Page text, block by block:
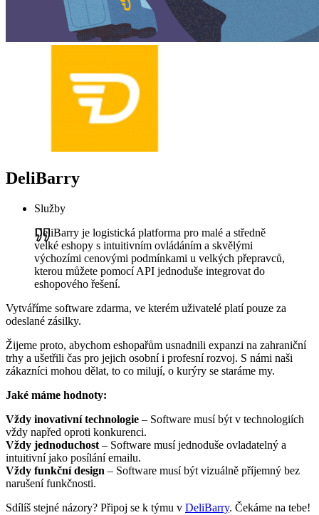
DeliBarry
Služby
DeliBarry je logistická platforma pro malé a středně
velké eshopy s intuitivním ovládáním a skvělými
výchozími cenovými podmínkami u velkých přepravců,
kterou můžete pomocí API jednoduše integrovat do
eshopového řešení.
Vytváříme software zdarma, ve kterém uživatelé platí pouze za
odeslané zásilky.
Žijeme proto, abychom eshopařům usnadnili expanzi na zahraniční
trhy a ušetřili čas pro jejich osobní i profesní rozvoj. S námi naši
zákazníci mohou dělat, to co milují, o kurýry se staráme my.
Jaké máme hodnoty:
Vždy inovativní technologie – Software musí být v technologiích
vždy napřed oproti konkurenci.
Vždy jednoduchost – Software musí jednoduše ovladatelný a
intuitivní jako posílání emailu.
Vždy funkční design – Software musí být vizuálně příjemný bez
narušení funkčnosti.
Sdílíš stejné názory? Připoj se k týmu v DeliBarry. Čekáme na tebe!